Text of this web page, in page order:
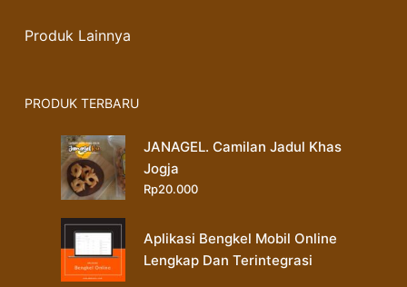
Produk Lainnya
PRODUK TERBARU
JANAGEL. Camilan Jadul Khas
Jogja
Rp20.000
Aplikasi Bengkel Mobil Online
Lengkap Dan Terintegrasi